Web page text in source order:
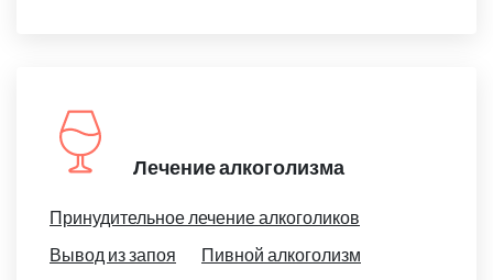
Лечение алкоголизма
Принудительное лечение алкоголиков
Вывод из запоя
Пивной алкоголизм